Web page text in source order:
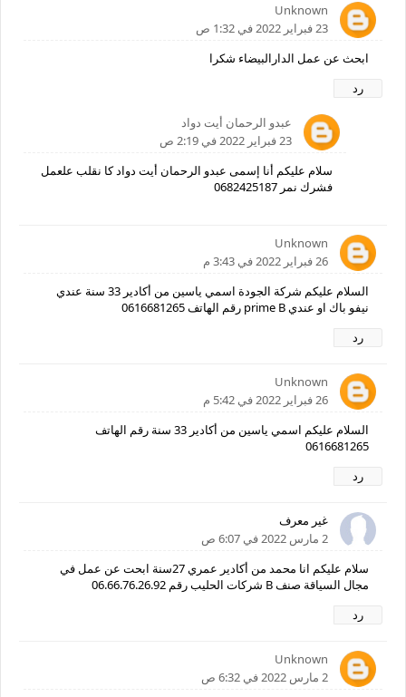
Unknown
23 فبراير 2022 في 1:32 ص
ابحث عن عمل الدارالبيضاء شكرا
رد
عبدو الرحمان أيت دواد
23 فبراير 2022 في 2:19 ص
سلام عليكم أنا إسمى عبدو الرحمان أيت دواد كا نقلب علعمل
فشرك نمر 0682425187
Unknown
26 فبراير 2022 في 3:43 م
السلام عليكم شركة الجودة اسمي ياسين من أكادير 33 سنة عندي
نيفو باك او عندي prime B رقم الهاتف 0616681265
رد
Unknown
26 فبراير 2022 في 5:42 م
السلام عليكم اسمي ياسين من أكادير 33 سنة رقم الهاتف
0616681265
رد
غير معرف
2 مارس 2022 في 6:07 ص
سلام عليكم انا محمد من أكادير عمري 27سنة ابحت عن عمل في
مجال السياقة صنف B شركات الحليب رقم 06.66.76.26.92
رد
Unknown
2 مارس 2022 في 6:32 ص